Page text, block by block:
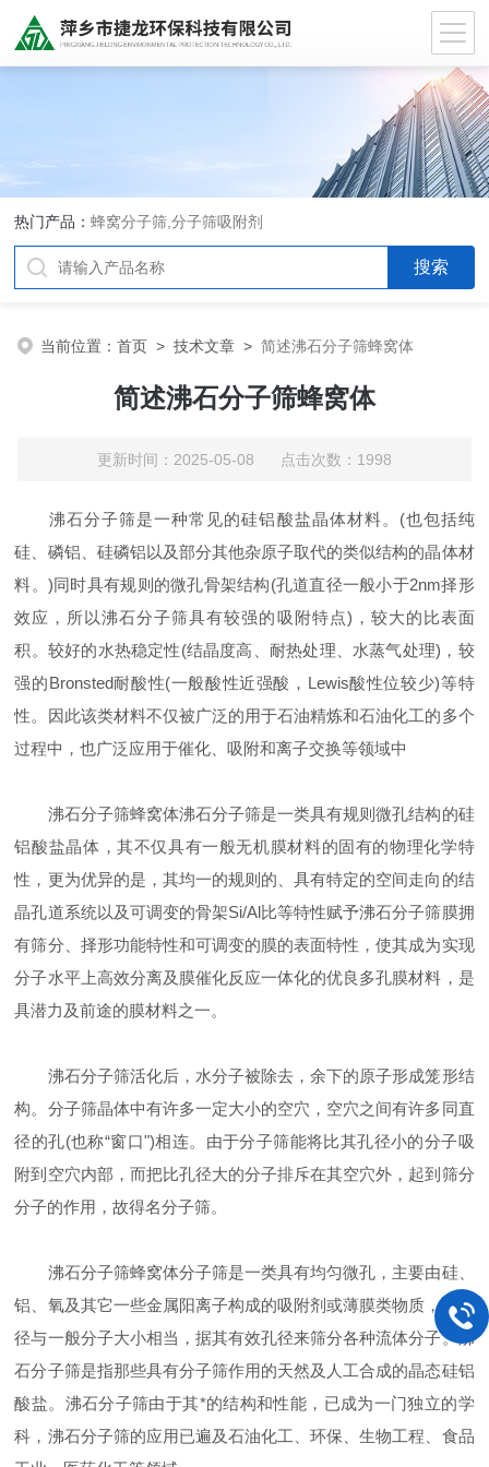
热门产品：蜂窝分子筛,分子筛吸附剂
当前位置：首页 >技术文章 >简述沸石分子筛蜂窝体
简述沸石分子筛蜂窝体
更新时间：2025-05-08 点击次数：1998
沸石分子筛是一种常见的硅铝酸盐晶体材料。(也包括纯
硅、磷铝、硅磷铝以及部分其他杂原子取代的类似结构的晶体材
料。)同时具有规则的微孔骨架结构(孔道直径一般小于2nm择形
效应，所以沸石分子筛具有较强的吸附特点)，较大的比表面
积。较好的水热稳定性(结晶度高、耐热处理、水蒸气处理)，较
强的Bronsted耐酸性(一般酸性近强酸，Lewis酸性位较少)等特
性。因此该类材料不仅被广泛的用于石油精炼和石油化工的多个
过程中，也广泛应用于催化、吸附和离子交换等领域中
沸石分子筛蜂窝体沸石分子筛是一类具有规则微孔结构的硅
铝酸盐晶体，其不仅具有一般无机膜材料的固有的物理化学特
性，更为优异的是，其均一的规则的、具有特定的空间走向的结
晶孔道系统以及可调变的骨架Si/Al比等特性赋予沸石分子筛膜拥
有筛分、择形功能特性和可调变的膜的表面特性，使其成为实现
分子水平上高效分离及膜催化反应一体化的优良多孔膜材料，是
具潜力及前途的膜材料之一。
沸石分子筛活化后，水分子被除去，余下的原子形成笼形结
构。分子筛晶体中有许多一定大小的空穴，空穴之间有许多同直
径的孔(也称“窗口")相连。由于分子筛能将比其孔径小的分子吸
附到空穴内部，而把比孔径大的分子排斥在其空穴外，起到筛分
分子的作用，故得名分子筛。
沸石分子筛蜂窝体分子筛是一类具有均匀微孔，主要由硅、
铝、氧及其它一些金属阳离子构成的吸附剂或薄膜类物质，其孔
径与一般分子大小相当，据其有效孔径来筛分各种流体分子。沸
石分子筛是指那些具有分子筛作用的天然及人工合成的晶态硅铝
酸盐。沸石分子筛由于其*的结构和性能，已成为一门独立的学
科，沸石分子筛的应用已遍及石油化工、环保、生物工程、食品